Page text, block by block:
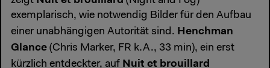
exemplarisch, wie notwendig Bilder für den Aufbau
einer unabhängigen Autorität sind. Henchman
Glance (Chris Marker, FR k.A., 33 min), ein erst
kürzlich entdeckter, auf Nuit et brouillard